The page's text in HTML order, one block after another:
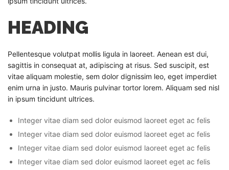
HEADING
Pellentesque volutpat mollis ligula in laoreet. Aenean est dui,
sagittis in consequat at, adipiscing at risus. Sed suscipit, est
vitae aliquam molestie, sem dolor dignissim leo, eget imperdiet
enim urna in justo. Mauris pulvinar tortor lorem. Aliquam sed nisl
in ipsum tincidunt ultrices.
Integer vitae diam sed dolor euismod laoreet eget ac felis
Integer vitae diam sed dolor euismod laoreet eget ac felis
Integer vitae diam sed dolor euismod laoreet eget ac felis
Integer vitae diam sed dolor euismod laoreet eget ac felis